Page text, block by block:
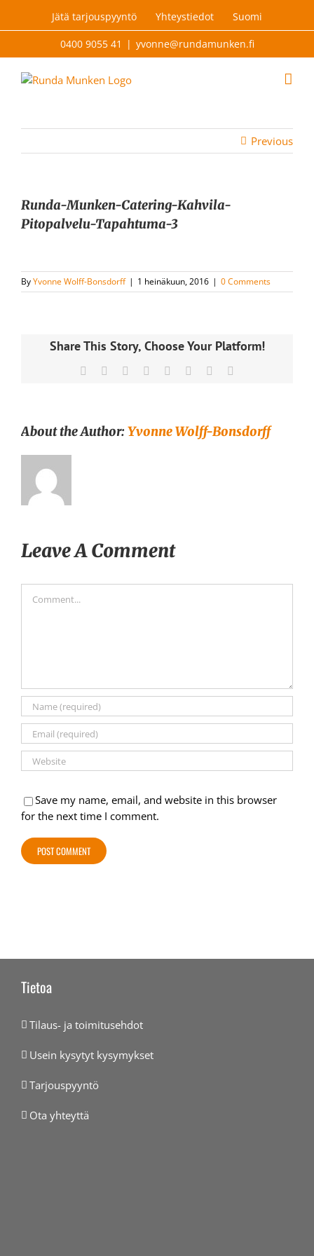
Jätä tarjouspyyntö Yhteystiedot Suomi
0400 9055 41 | yvonne@rundamunken.fi
Previous
Runda-Munken-Catering-Kahvila-
Pitopalvelu-Tapahtuma-3
ByYvonne Wolff-Bonsdorff | 1 heinäkuun, 2016 | 0 Comments
Share This Story, Choose Your Platform!
Facebook Reddit LinkedIn
TumblrPinterest
About the Author:Yvonne Wolff-Bonsdorff
Leave A Comment
Save my name, email, and website in this browser
for the next time I comment.
Tietoa
Tilaus- ja toimitusehdot
Usein kysytyt kysymykset
Tarjouspyyntö
Ota yhteyttä